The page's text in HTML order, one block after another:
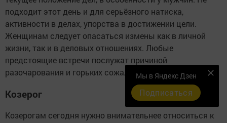
подходит этот день и для серьёзного натиска,
активности в делах, упорства в достижении цели.
Женщинам следует опасаться измены как в личной
жизни, так и в деловых отношениях. Любые
предстоящие встречи послужат причиной
разочарования и горьких сожалений.
Козерог
Козерогам сегодня нужно внимательнее относиться к
Мы в Яндекс Дзен
Подписаться